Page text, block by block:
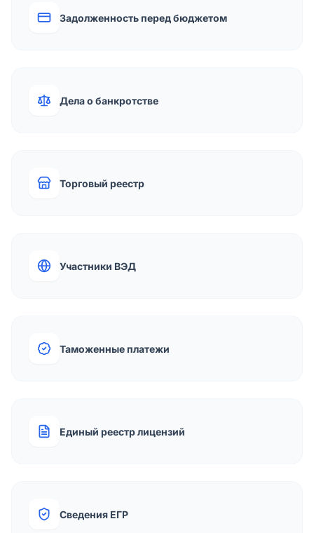
Задолженность перед бюджетом
Дела о банкротстве
Торговый реестр
Участники ВЭД
Таможенные платежи
Единый реестр лицензий
Сведения ЕГР